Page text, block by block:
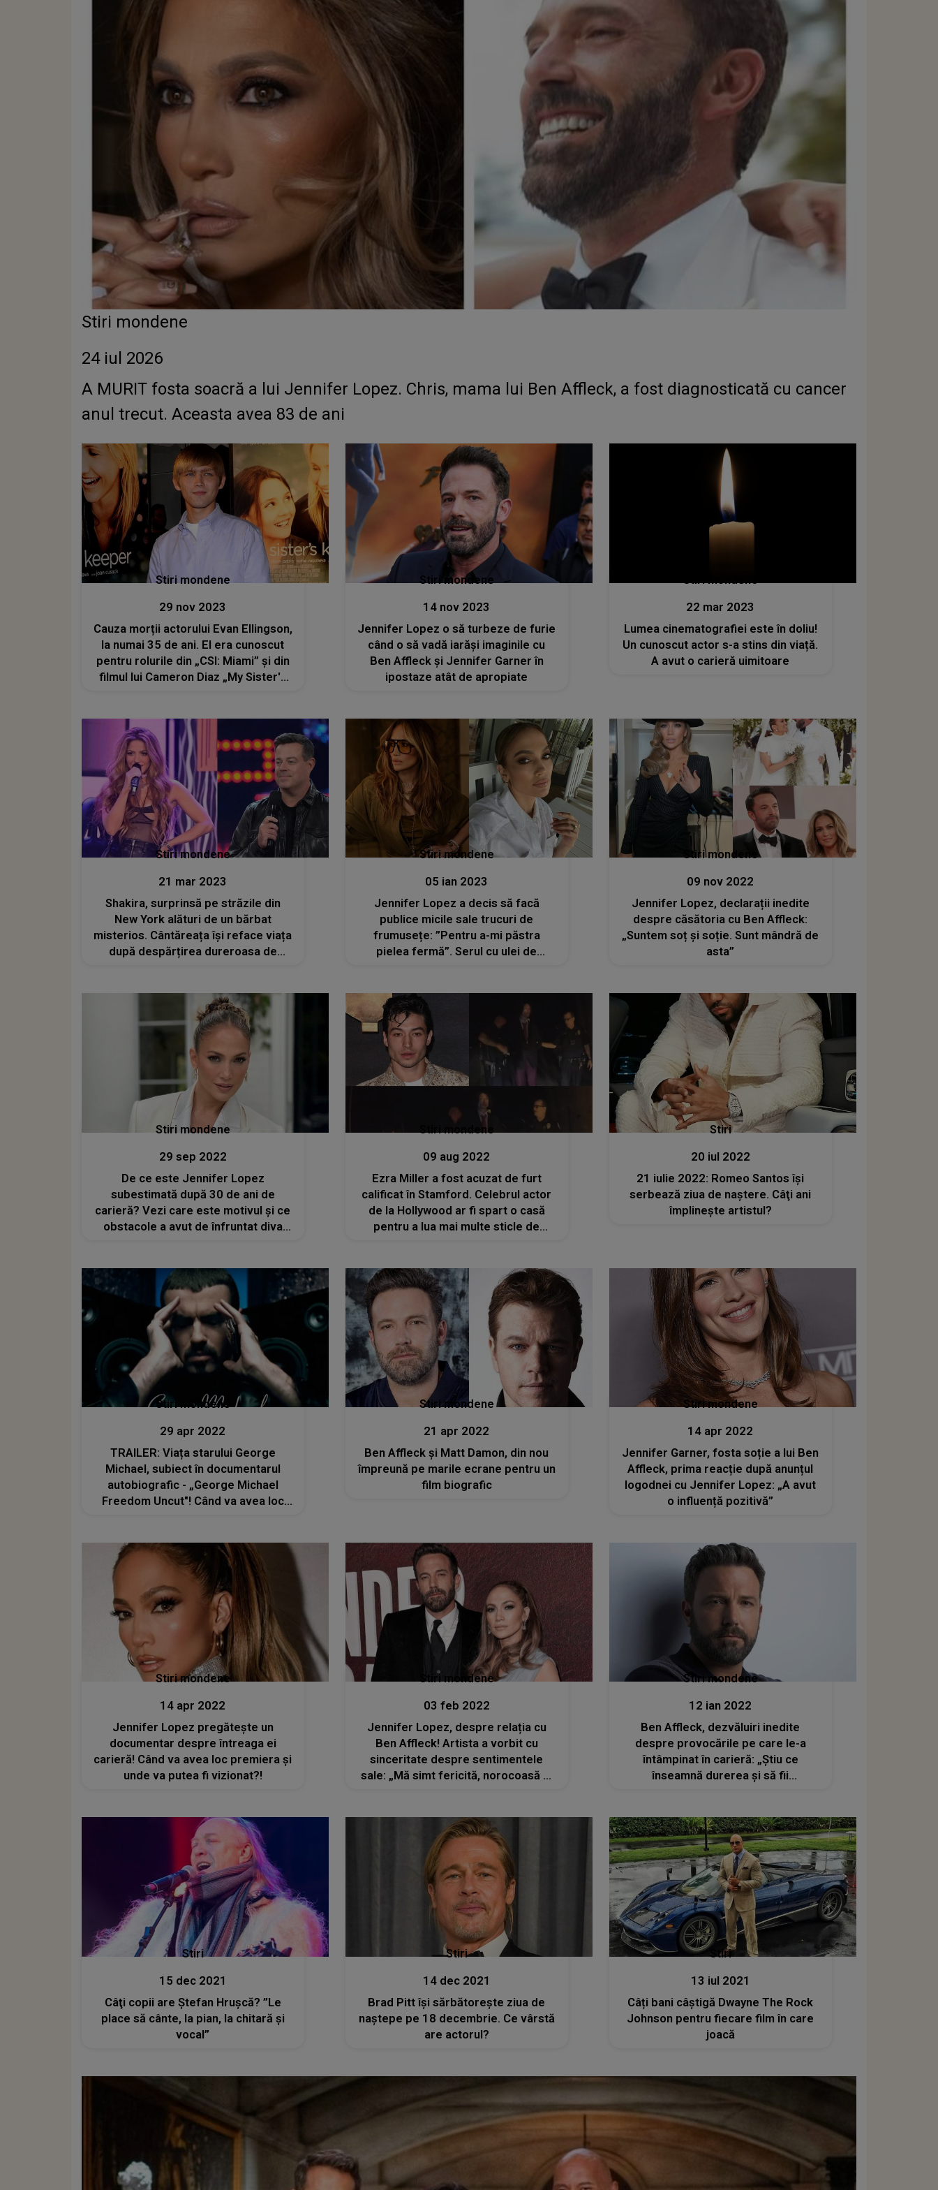
Stiri mondene
24 iul 2026
A MURIT fosta soacră a lui Jennifer Lopez. Chris, mama lui Ben Affleck, a fost diagnosticată cu cancer
anul trecut. Aceasta avea 83 de ani
Stiri mondene
29 nov 2023
Cauza morții actorului Evan Ellingson,
la numai 35 de ani. El era cunoscut
pentru rolurile din „CSI: Miami” și din
filmul lui Cameron Diaz „My Sister's
Stiri mondene
14 nov 2023
Jennifer Lopez o să turbeze de furie
când o să vadă iarăși imaginile cu
Ben Affleck și Jennifer Garner în
ipostaze atât de apropiate
22 mar 2023
Lumea cinematografiei este în doliu!
Un cunoscut actor s-a stins din viață.
A avut o carieră uimitoare
Stiri mondene
21 mar 2023
Shakira, surprinsă pe străzile din
New York alături de un bărbat
misterios. Cântăreața își reface viața
după despărțirea dureroasa de
Stiri mondene
05 ian 2023
Jennifer Lopez a decis să facă
publice micile sale trucuri de
frumusețe: ”Pentru a-mi păstra
pielea fermă”. Serul cu ulei de
Stiri mondene
09 nov 2022
Jennifer Lopez, declarații inedite
despre căsătoria cu Ben Affleck:
„Suntem soț și soție. Sunt mândră de
asta”
Stiri mondene
29 sep 2022
De ce este Jennifer Lopez
subestimată după 30 de ani de
carieră? Vezi care este motivul și ce
obstacole a avut de înfruntat diva
Stiri mondene
09 aug 2022
Ezra Miller a fost acuzat de furt
calificat în Stamford. Celebrul actor
de la Hollywood ar fi spart o casă
pentru a lua mai multe sticle de
Stiri
20 iul 2022
21 iulie 2022: Romeo Santos îşi
serbează ziua de naştere. Câţi ani
împlineşte artistul?
Stiri mondene
29 apr 2022
TRAILER: Viața starului George
Michael, subiect în documentarul
autobiografic - „George Michael
Freedom Uncut"! Când va avea loc
Stiri mondene
21 apr 2022
Ben Affleck și Matt Damon, din nou
împreună pe marile ecrane pentru un
film biografic
Stiri mondene
14 apr 2022
Jennifer Garner, fosta soție a lui Ben
Affleck, prima reacție după anunțul
logodnei cu Jennifer Lopez: „A avut
o influență pozitivă”
Stiri mondene
14 apr 2022
Jennifer Lopez pregătește un
documentar despre întreaga ei
carieră! Când va avea loc premiera și
unde va putea fi vizionat?!
Stiri mondene
03 feb 2022
Jennifer Lopez, despre relația cu
Ben Affleck! Artista a vorbit cu
sinceritate despre sentimentele
sale: „Mă simt fericită, norocoasă și
Stiri mondene
12 ian 2022
Ben Affleck, dezvăluiri inedite
despre provocările pe care le-a
întâmpinat în carieră: „Știu ce
înseamnă durerea și să fii
Stiri
15 dec 2021
Câţi copii are Ştefan Hruşcă? ”Le
place să cânte, la pian, la chitară și
vocal”
Stiri
14 dec 2021
Brad Pitt îşi sărbătoreşte ziua de
naştepe pe 18 decembrie. Ce vârstă
are actorul?
Stiri
13 iul 2021
Câți bani câștigă Dwayne The Rock
Johnson pentru fiecare film în care
joacă